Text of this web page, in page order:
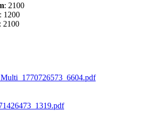
: 2100
: 1200
: 2100